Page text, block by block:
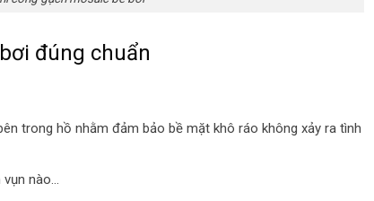
đúng chuẩn
trong hồ nhằm đảm bảo bề mặt khô ráo không xảy ra tình
nào…